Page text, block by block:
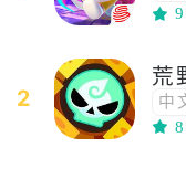
多
2
荒
中
多